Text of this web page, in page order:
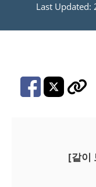
Last Updated:
[같이